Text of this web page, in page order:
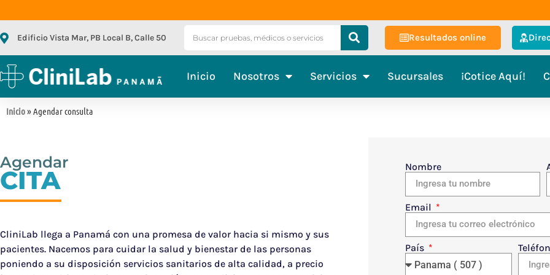
Edificio Vista Mar, PB Local B, Calle 50 Resultados online
Inicio Nosotros Servicios Sucursales ¡Cotice Aquí!
Inicio» Agendar consulta
Agendar
CITA
CliniLab llega a Panamá con una promesa de valor hacia si mismo y sus
pacientes. Nacemos para cuidar la salud y bienestar de las personas
poniendo a su disposición servicios sanitarios de alta calidad, a precio
Nombre
Email
País